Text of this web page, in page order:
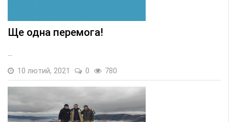
Ще одна перемога!
10 лютий, 2021 0 780